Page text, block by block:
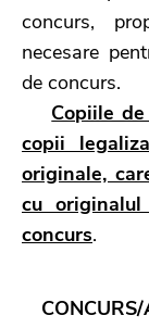
concurs,
necesare
de concurs.
Copiile
copii
originale,
cu
concurs.